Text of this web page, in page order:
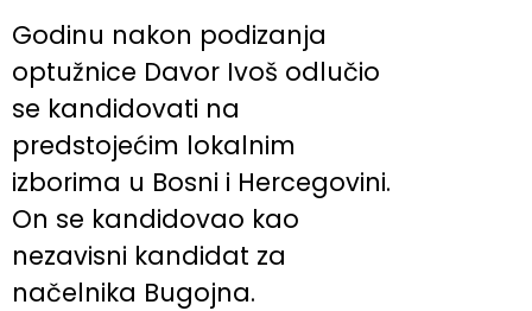
Godinu nakon podizanja
optužnice Davor Ivoš odlučio
se kandidovati na
predstojećim lokalnim
izborima u Bosni i Hercegovini.
On se kandidovao kao
nezavisni kandidat za
načelnika Bugojna.